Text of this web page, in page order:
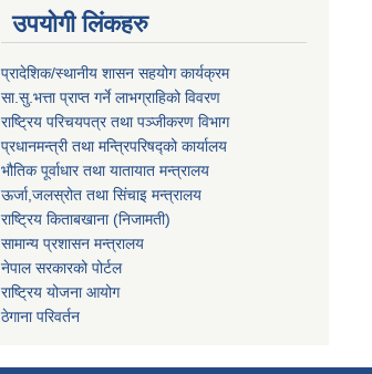
उपयोगी लिंकहरु
प्रादेशिक/स्थानीय शासन सहयोग कार्यक्रम
सा.सु.भत्ता प्राप्त गर्ने लाभग्राहिको विवरण
राष्ट्रिय परिचयपत्र तथा पञ्‍जीकरण विभाग
प्रधानमन्त्री तथा मन्त्रिपरिषद्को कार्यालय
भौतिक पूर्वाधार तथा यातायात मन्त्रालय
ऊर्जा,जलस्रोत तथा सिंचाइ मन्त्रालय
राष्ट्रिय किताबखाना (निजामती)
सामान्य प्रशासन मन्त्रालय
नेपाल सरकारको पोर्टल
राष्ट्रिय योजना आयोग
ठेगाना परिवर्तन